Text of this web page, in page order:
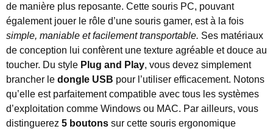
de manière plus reposante. Cette souris PC, pouvant
également jouer le rôle d’une souris gamer, est à la fois
simple, maniable et facilement transportable. Ses matériaux
de conception lui confèrent une texture agréable et douce au
toucher. Du style Plug and Play, vous devez simplement
brancher le dongle USB pour l’utiliser efficacement. Notons
qu’elle est parfaitement compatible avec tous les systèmes
d’exploitation comme Windows ou MAC. Par ailleurs, vous
distinguerez 5 boutons sur cette souris ergonomique